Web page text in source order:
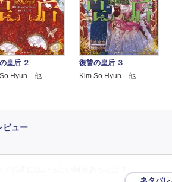
皇后 ２
So Hyun 他
復讐の皇后 ３
Kim So Hyun 他
ビュー